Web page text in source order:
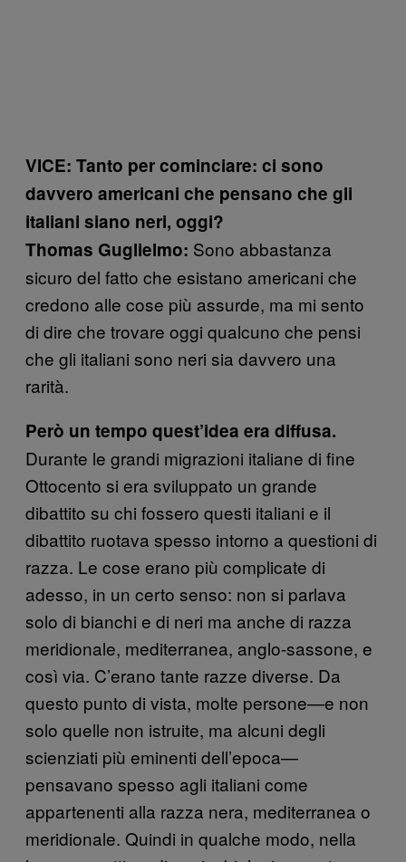
VICE: Tanto per cominciare: ci sono
davvero americani che pensano che gli
italiani siano neri, oggi?
Thomas Guglielmo: Sono abbastanza
sicuro del fatto che esistano americani che
credono alle cose più assurde, ma mi sento
di dire che trovare oggi qualcuno che pensi
che gli italiani sono neri sia davvero una
rarità.
Però un tempo quest’idea era diffusa.
Durante le grandi migrazioni italiane di fine
Ottocento si era sviluppato un grande
dibattito su chi fossero questi italiani e il
dibattito ruotava spesso intorno a questioni di
razza. Le cose erano più complicate di
adesso, in un certo senso: non si parlava
solo di bianchi e di neri ma anche di razza
meridionale, mediterranea, anglo-sassone, e
così via. C’erano tante razze diverse. Da
questo punto di vista, molte persone—e non
solo quelle non istruite, ma alcuni degli
scienziati più eminenti dell’epoca—
pensavano spesso agli italiani come
appartenenti alla razza nera, mediterranea o
meridionale. Quindi in qualche modo, nella